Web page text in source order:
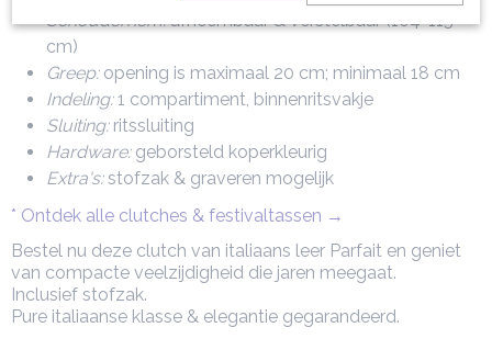
Schouderriem:afneembaar & verstelbaar (104-115
cm)
Greep:opening is maximaal 20 cm; minimaal 18 cm
Indeling:1 compartiment, binnenritsvakje
Sluiting:ritssluiting
Hardware:geborsteld koperkleurig
Extra's:stofzak & graveren mogelijk
* Ontdek alle clutches & festivaltassen →
Bestel nu deze clutch van italiaans leer Parfait en geniet
van compacte veelzijdigheid die jaren meegaat.
Inclusief stofzak.
Pure italiaanse klasse & elegantie gegarandeerd.